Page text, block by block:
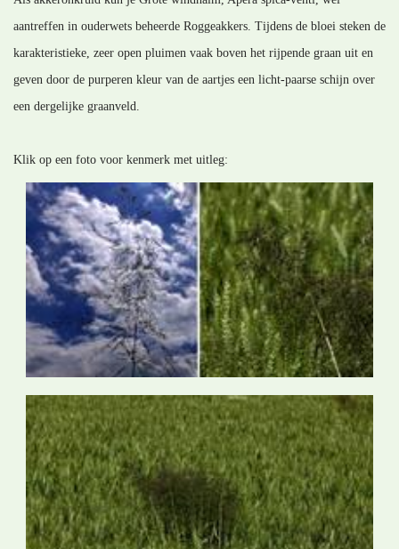
aantreffen in ouderwets beheerde Roggeakkers. Tijdens de bloei steken de
karakteristieke, zeer open pluimen vaak boven het rijpende graan uit en
geven door de purperen kleur van de aartjes een licht-paarse schijn over
een dergelijke graanveld.
Klik op een foto voor kenmerk met uitleg: